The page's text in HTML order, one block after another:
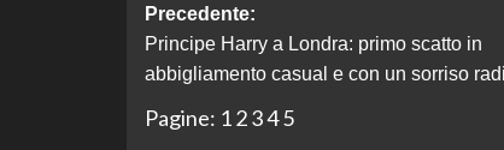
Navigazione
articolo
Precedente:
Principe Harry a Londra: primo scatto in
abbigliamento casual e con un sorriso
Pagine: 1 2 34 5